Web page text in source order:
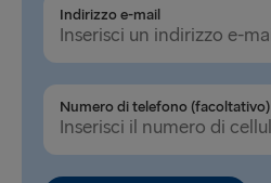
Travemünde → Liepāja
Indirizzo e-mail
Numero di telefono (facoltativo)